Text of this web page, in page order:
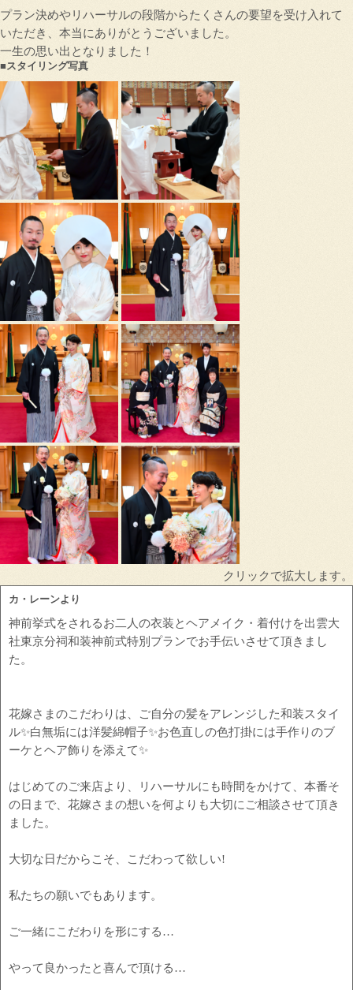
プラン決めやリハーサルの段階からたくさんの要望を受け入れて
いただき、本当にありがとうございました。
一生の思い出となりました！
■スタイリング写真
クリックで拡大します。
カ・レーンより
神前挙式をされるお二人の衣装とヘアメイク・着付けを出雲大
社東京分祠和装神前式特別プランでお手伝いさせて頂きまし
た。
花嫁さまのこだわりは、ご自分の髪をアレンジした和装スタイ
ル✨白無垢には洋髪綿帽子✨お色直しの色打掛には手作りのブ
ーケとヘア飾りを添えて✨
はじめてのご来店より、リハーサルにも時間をかけて、本番そ
の日まで、花嫁さまの想いを何よりも大切にご相談させて頂き
ました。
大切な日だからこそ、こだわって欲しい!
私たちの願いでもあります。
ご一緒にこだわりを形にする…
やって良かったと喜んで頂ける…